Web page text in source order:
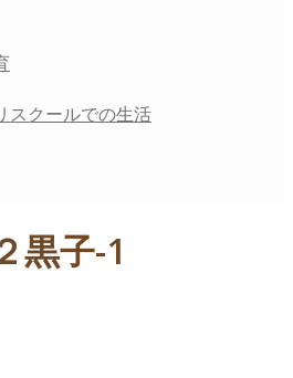
スクールでの生活
黒子-1